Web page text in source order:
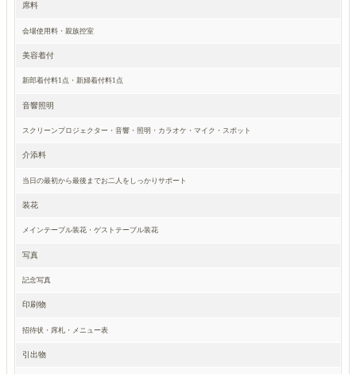
席料
会場使用料・親族控室
美容着付
新郎着付料1点・新婦着付料1点
音響照明
スクリーンプロジェクター・音響・照明・カラオケ・マイク・スポット
介添料
当日の最初から最後までお二人をしっかりサポート
装花
メインテーブル装花・ゲストテーブル装花
写真
記念写真
印刷物
招待状・席札・メニュー表
引出物